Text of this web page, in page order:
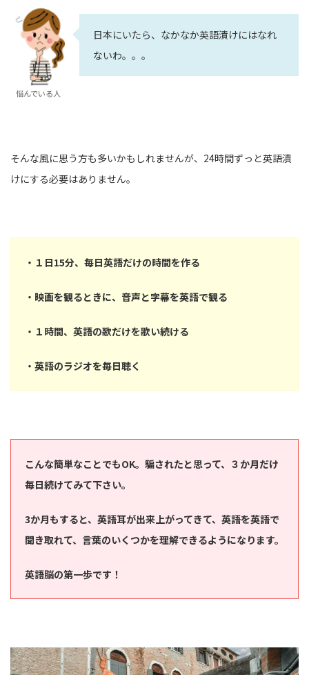
悩んでいる人
日本にいたら、なかなか英語漬けにはなれ
ないわ。。。
そんな風に思う方も多いかもしれませんが、24時間ずっと英語漬
けにする必要はありません。
・１日15分、毎日英語だけの時間を作る
・映画を観るときに、音声と字幕を英語で観る
・１時間、英語の歌だけを歌い続ける
・英語のラジオを毎日聴く
こんな簡単なことでもOK。騙されたと思って、３か月だけ
毎日続けてみて下さい。
3か月もすると、英語耳が出来上がってきて、英語を英語で
聞き取れて、言葉のいくつかを理解できるようになります。
英語脳の第一歩です！